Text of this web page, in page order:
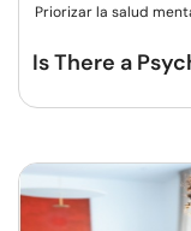
Priorizar la salud
Is There a